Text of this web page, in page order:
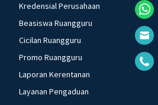
Kredensial Perusahaan
Beasiswa Ruangguru
Cicilan Ruangguru
Promo Ruangguru
Laporan Kerentanan
Layanan Pengaduan